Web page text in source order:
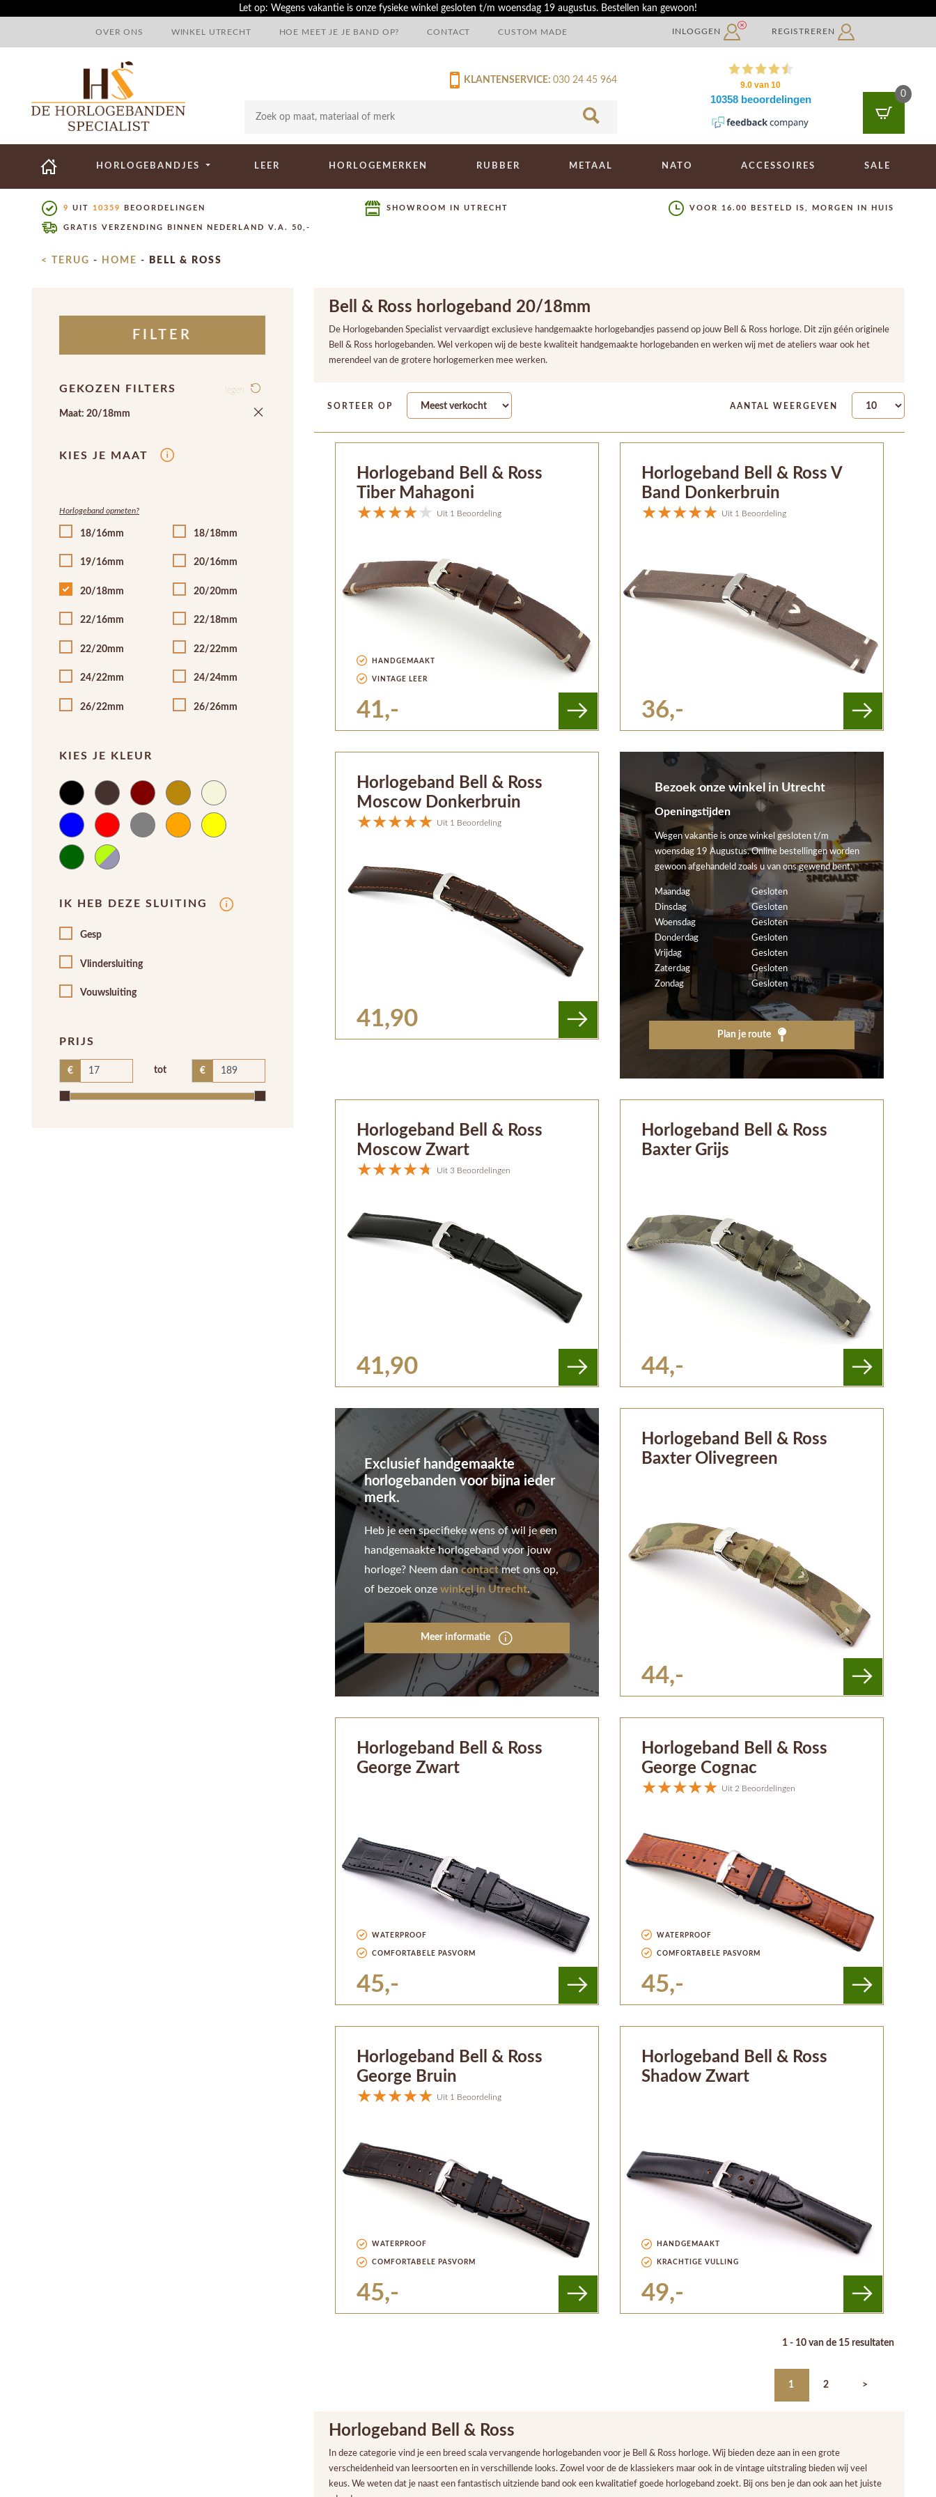
Let op: Wegens vakantie is onze fysieke winkel gesloten t/m woensdag 19 augustus. Bestellen kan gewoon!
OVER ONS WINKEL UTRECHT HOE MEET JE JE BAND OP? CONTACT CUSTOM MADE INLOGGEN REGISTREREN
030 24 45 964
KLANTENSERVICE:
0
HORLOGEBANDJES LEER HORLOGEMERKEN RUBBER METAAL NATO ACCESSOIRES SALE
9 UIT 10359 BEOORDELINGEN SHOWROOM IN UTRECHT VOOR 16.00 BESTELD IS, MORGEN IN HUIS
GRATIS VERZENDING BINNEN NEDERLAND V.A. 50,-
< TERUG - HOME - BELL & ROSS
FILTER
GEKOZEN FILTERS legen
Maat: 20/18mm
KIES JE MAAT
Horlogeband opmeten?
18/16mm 18/18mm
19/16mm 20/16mm
20/18mm 20/20mm
22/16mm 22/18mm
22/20mm 22/22mm
24/22mm 24/24mm
26/22mm 26/26mm
KIES JE KLEUR
IK HEB DEZE SLUITING
Gesp
Vlindersluiting
Vouwsluiting
PRIJS
€ tot €
Bell & Ross horlogeband 20/18mm
De Horlogebanden Specialist vervaardigt exclusieve handgemaakte horlogebandjes passend op jouw Bell & Ross horloge. Dit zijn géén originele
Bell & Ross horlogebanden. Wel verkopen wij de beste kwaliteit handgemaakte horlogebanden en werken wij met de ateliers waar ook het
merendeel van de grotere horlogemerken mee werken.
SORTEER OP AANTAL WEERGEVEN
Horlogeband Bell & Ross
Tiber Mahagoni
Uit 1 Beoordeling
HANDGEMAAKT
VINTAGE LEER
41,-
Horlogeband Bell & Ross V
Band Donkerbruin
Uit 1 Beoordeling
36,-
Horlogeband Bell & Ross
Moscow Donkerbruin
Uit 1 Beoordeling
41,90
Bezoek onze winkel in Utrecht
Openingstijden
Wegen vakantie is onze winkel gesloten t/m
woensdag 19 Augustus. Online bestellingen worden
gewoon afgehandeld zoals u van ons gewend bent.
Maandag
Gesloten
Dinsdag
Gesloten
Woensdag
Gesloten
Donderdag
Gesloten
Vrijdag
Gesloten
Zaterdag
Gesloten
Zondag
Gesloten
Plan je route
Horlogeband Bell & Ross
Moscow Zwart
Uit 3 Beoordelingen
41,90
Horlogeband Bell & Ross
Baxter Grijs
44,-
Exclusief handgemaakte
horlogebanden voor bijna ieder
merk.
Heb je een specifieke wens of wil je een
handgemaakte horlogeband voor jouw
horloge? Neem dancontactmet ons op,
of bezoek onzewinkel in Utrecht.
Meer informatie
Horlogeband Bell & Ross
Baxter Olivegreen
44,-
Horlogeband Bell & Ross
George Zwart
WATERPROOF
COMFORTABELE PASVORM
45,-
Horlogeband Bell & Ross
George Cognac
Uit 2 Beoordelingen
WATERPROOF
COMFORTABELE PASVORM
45,-
Horlogeband Bell & Ross
George Bruin
Uit 1 Beoordeling
WATERPROOF
COMFORTABELE PASVORM
45,-
Horlogeband Bell & Ross
Shadow Zwart
HANDGEMAAKT
KRACHTIGE VULLING
49,-
1 - 10 van de 15 resultaten
1 2 >
Horlogeband Bell & Ross
In deze categorie vind je een breed scala vervangende horlogebanden voor je Bell & Ross horloge. Wij bieden deze aan in een grote
verscheidenheid van leersoorten en in verschillende looks. Zowel voor de de klassiekers maar ook in de vintage uitstraling bieden wij veel
keus. We weten dat je naast een fantastisch uitziende band ook een kwalitatief goede horlogeband zoekt. Bij ons ben je dan ook aan het juiste